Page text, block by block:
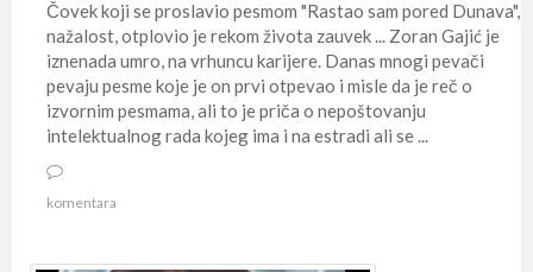
Čovek koji se proslavio pesmom "Rastao sam pored Dunava",
nažalost, otplovio je rekom života zauvek ... Zoran Gajić je
iznenada umro, na vrhuncu karijere. Danas mnogi pevači
pevaju pesme koje je on prvi otpevao i misle da je reč o
izvornim pesmama, ali to je priča o nepoštovanju
intelektualnog rada kojeg ima i na estradi ali se ...
komentara